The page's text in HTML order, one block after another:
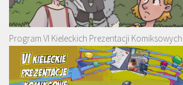
Program VI Kieleckich Prezentacji